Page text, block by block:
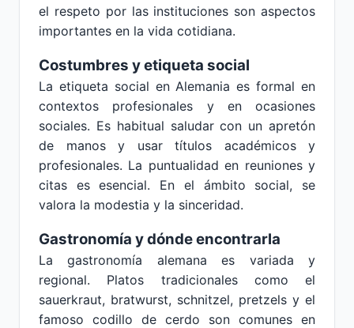
el respeto por las instituciones son aspectos
importantes en la vida cotidiana.
Costumbres y etiqueta social
La etiqueta social en Alemania es formal en
contextos profesionales y en ocasiones
sociales. Es habitual saludar con un apretón
de manos y usar títulos académicos y
profesionales. La puntualidad en reuniones y
citas es esencial. En el ámbito social, se
valora la modestia y la sinceridad.
Gastronomía y dónde encontrarla
La gastronomía alemana es variada y
regional. Platos tradicionales como el
sauerkraut, bratwurst, schnitzel, pretzels y el
famoso codillo de cerdo son comunes en